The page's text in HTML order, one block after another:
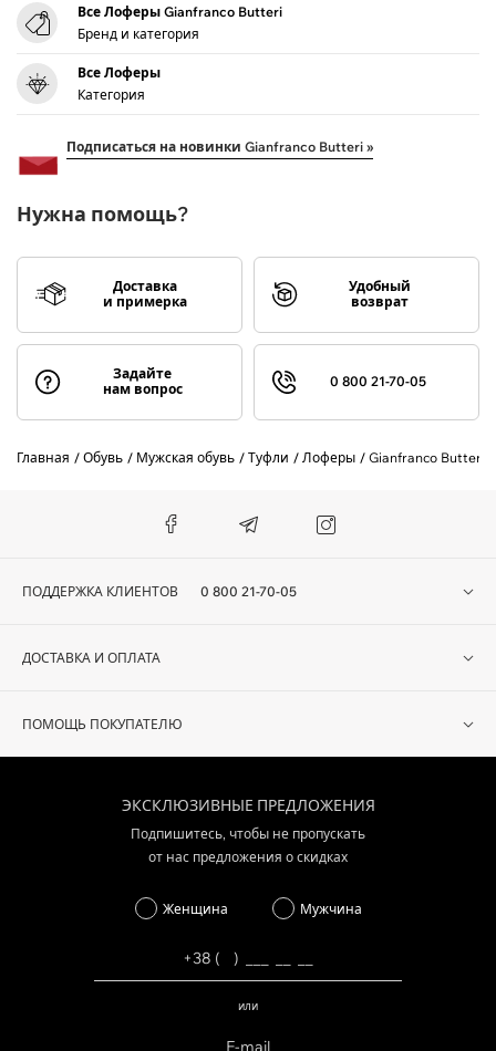
Все Лоферы Gianfranco Butteri
Бренд и категория
Все Лоферы
Категория
Подписаться на новинки Gianfranco Butteri »
Нужна помощь?
Доставка
и примерка
Удобный
возврат
Задайте
нам вопрос
0 800 21-70-05
Главная Обувь Мужская обувь Туфли Лоферы Gianfranco Butteri
ПОДДЕРЖКА КЛИЕНТОВ 0 800 21-70-05
ДОСТАВКА И ОПЛАТА
ПОМОЩЬ ПОКУПАТЕЛЮ
ЭКСКЛЮЗИВНЫЕ ПРЕДЛОЖЕНИЯ
Подпишитесь, чтобы не пропускать
от нас предложения о скидках
Женщина Мужчина
или